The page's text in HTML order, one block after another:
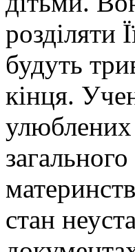
розділяти
будуть
кінця.
улюблених
стан